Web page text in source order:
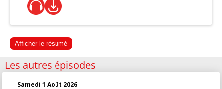
Afficher le résumé
Les autres épisodes
Samedi 1 Août 2026